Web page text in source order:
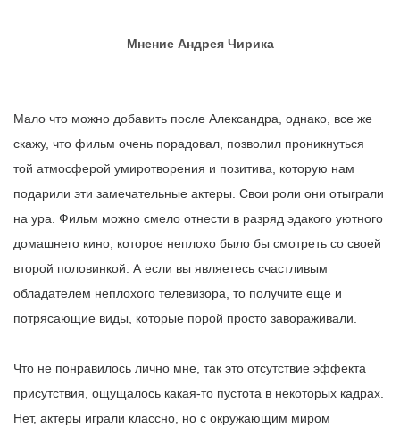
Мнение Андрея Чирика
Мало что можно добавить после Александра, однако, все же
скажу, что фильм очень порадовал, позволил проникнуться
той атмосферой умиротворения и позитива, которую нам
подарили эти замечательные актеры. Свои роли они отыграли
на ура. Фильм можно смело отнести в разряд эдакого уютного
домашнего кино, которое неплохо было бы смотреть со своей
второй половинкой. А если вы являетесь счастливым
обладателем неплохого телевизора, то получите еще и
потрясающие виды, которые порой просто завораживали.
Что не понравилось лично мне, так это отсутствие эффекта
присутствия, ощущалось какая-то пустота в некоторых кадрах.
Нет, актеры играли классно, но с окружающим миром